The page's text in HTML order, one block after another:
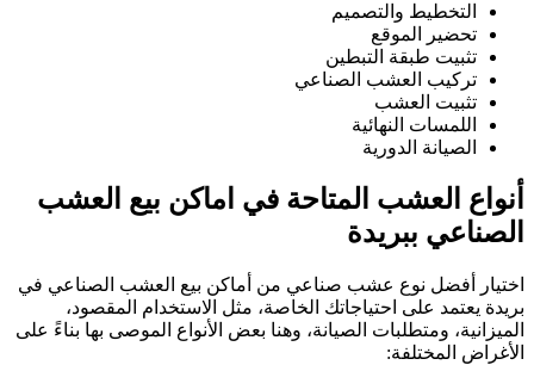
التخطيط والتصميم
تحضير الموقع
تثبيت طبقة التبطين
تركيب العشب الصناعي
تثبيت العشب
اللمسات النهائية
الصيانة الدورية
أنواع العشب المتاحة في اماكن بيع العشب
الصناعي ببريدة
اختيار أفضل نوع عشب صناعي من أماكن بيع العشب الصناعي في
بريدة يعتمد على احتياجاتك الخاصة، مثل الاستخدام المقصود،
الميزانية، ومتطلبات الصيانة، وهنا بعض الأنواع الموصى بها بناءً على
الأغراض المختلفة: